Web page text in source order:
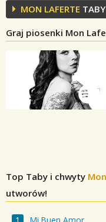
MON LAFERTE
Graj piosenki Mon
Top Taby i chwyty
utworów!